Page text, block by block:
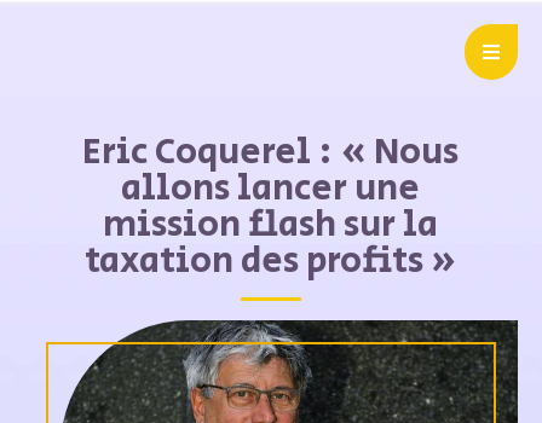
Eric Coquerel : « Nous
allons lancer une
mission flash sur la
taxation des profits »